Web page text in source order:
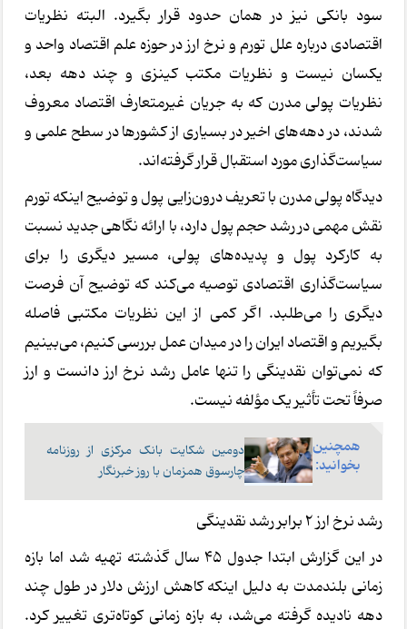
سود بانکی نیز در همان حدود قرار بگیرد. البته نظریات
اقتصادی درباره علل تورم و نرخ ارز در حوزه علم اقتصاد واحد و
یکسان نیست و نظریات مکتب کینزی و چند دهه بعد،
نظریات پولی مدرن که به جریان غیرمتعارف اقتصاد معروف
شدند، در دهه‌های اخیر در بسیاری از کشورها در سطح علمی و
سیاست‌گذاری مورد استقبال قرار گرفته‌اند.
دیدگاه پولی مدرن با تعریف درون‌زایی پول و توضیح اینکه تورم
نقش مهمی در رشد حجم پول دارد، با ارائه نگاهی جدید نسبت
به کارکرد پول و پدیده‌های پولی، مسیر دیگری را برای
سیاست‌گذاری اقتصادی توصیه می‌کند که توضیح آن فرصت
دیگری را می‌طلبد. اگر کمی از این نظریات مکتبی فاصله
بگیریم و اقتصاد ایران را در میدان عمل بررسی کنیم، می‌بینیم
که نمی‌توان نقدینگی را تنها عامل رشد نرخ ارز دانست و ارز
صرفاً تحت تأثیر یک مؤلفه نیست.
همچنین
بخوانید:
دومین شکایت بانک مرکزی از روزنامه
چارسوق همزمان با روز خبرنگار
رشد نرخ ارز 2 برابر رشد نقدینگی
در این گزارش ابتدا جدول ۴۵ سال گذشته تهیه شد اما بازه
زمانی بلندمدت به دلیل اینکه کاهش ارزش دلار در طول چند
دهه نادیده گرفته می‌شد، به بازه زمانی کوتاه‌تری تغییر کرد.